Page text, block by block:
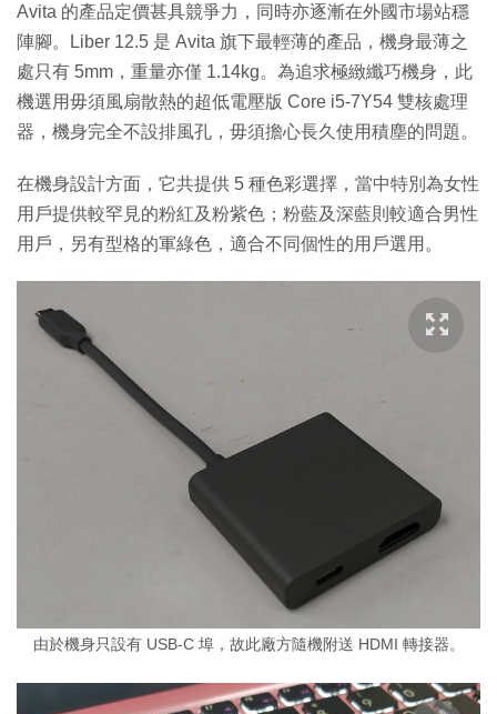
Avita 的產品定價甚具競爭力，同時亦逐漸在外國市場站穩
陣腳。Liber 12.5 是 Avita 旗下最輕薄的產品，機身最薄之
處只有 5mm，重量亦僅 1.14kg。為追求極緻纖巧機身，此
機選用毋須風扇散熱的超低電壓版 Core i5-7Y54 雙核處理
器，機身完全不設排風孔，毋須擔心長久使用積塵的問題。
在機身設計方面，它共提供 5 種色彩選擇，當中特別為女性
用戶提供較罕見的粉紅及粉紫色；粉藍及深藍則較適合男性
用戶，另有型格的軍綠色，適合不同個性的用戶選用。
由於機身只設有 USB-C 埠，故此廠方隨機附送 HDMI 轉接器。